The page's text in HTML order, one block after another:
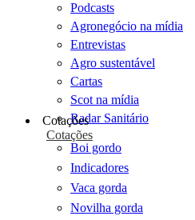
Podcasts
Agronegócio na mídia
Entrevistas
Agro sustentável
Cartas
Scot na mídia
Radar Sanitário
Cotações
Cotações
Boi gordo
Indicadores
Vaca gorda
Novilha gorda